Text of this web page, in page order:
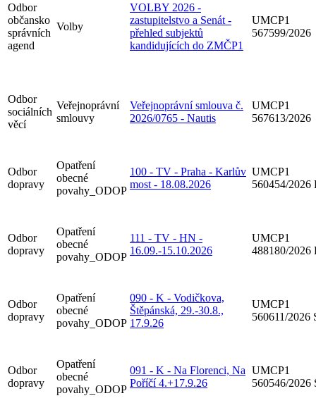
Odbor
občansko
správních
agend
Volby
VOLBY 2026 -
zastupitelstvo a Senát -
přehled subjektů
kandidujících do ZMČP1
UMCP1
567599/2026
Odbor
sociálních
věcí
Veřejnoprávní
smlouvy
Veřejnoprávní smlouva č.
2026/0765 - Nautis
UMCP1
567613/2026
Odbor
dopravy
Opatření
obecné
povahy_ODOP
100 - TV - Praha - Karlův
most - 18.08.2026
UMCP1
560454/2026
Odbor
dopravy
Opatření
obecné
povahy_ODOP
111 - TV - HN -
16.09.-15.10.2026
UMCP1
488180/2026
Odbor
dopravy
Opatření
obecné
povahy_ODOP
090 - K - Vodičkova,
Štěpánská, 29.-30.8.,
17.9.26
UMCP1
560611/2026
Odbor
dopravy
Opatření
obecné
povahy_ODOP
091 - K - Na Florenci, Na
Poříčí 4.+17.9.26
UMCP1
560546/2026